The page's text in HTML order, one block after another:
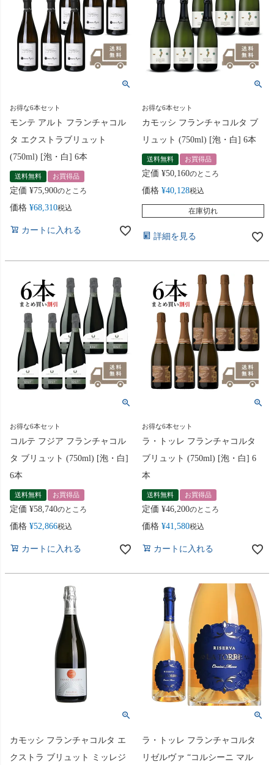
お得な6本セット
モンテ アルト フランチャコル
タ エクストラブリュット
(750ml) [泡・白] 6本
送料無料 お買得品
定価 ¥75,900のところ
価格 ¥68,310税込
カートに入れる
お得な6本セット
カモッシ フランチャコルタ ブ
リュット (750ml) [泡・白] 6本
送料無料 お買得品
定価 ¥50,160のところ
価格 ¥40,128税込
在庫切れ
詳細を見る
お得な6本セット
コルテ フジア フランチャコル
タ ブリュット (750ml) [泡・白]
6本
送料無料 お買得品
定価 ¥58,740のところ
価格 ¥52,866税込
カートに入れる
お得な6本セット
ラ・トッレ フランチャコルタ
ブリュット (750ml) [泡・白] 6
本
送料無料 お買得品
定価 ¥46,200のところ
価格 ¥41,580税込
カートに入れる
カモッシ フランチャコルタ エ
クストラ ブリュット ミッレジ
ラ・トッレ フランチャコルタ
リゼルヴァ “コルシーニ マル